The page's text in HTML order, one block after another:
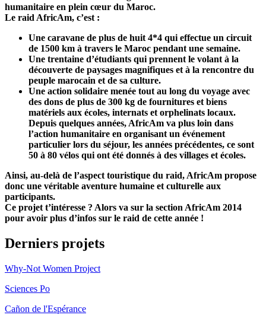
humanitaire en plein cœur du Maroc.
Le raid AfricAm, c’est :
Une caravane de plus de huit 4*4 qui effectue un circuit
de 1500 km à travers le Maroc pendant une semaine.
Une trentaine d’étudiants qui prennent le volant à la
découverte de paysages magnifiques et à la rencontre du
peuple marocain et de sa culture.
Une action solidaire menée tout au long du voyage avec
des dons de plus de 300 kg de fournitures et biens
matériels aux écoles, internats et orphelinats locaux.
Depuis quelques années, AfricAm va plus loin dans
l’action humanitaire en organisant un événement
particulier lors du séjour, les années précédentes, ce sont
50 à 80 vélos qui ont été donnés à des villages et écoles.
Ainsi, au-delà de l’aspect touristique du raid, AfricAm propose
donc une véritable aventure humaine et culturelle aux
participants.
Ce projet t’intéresse ? Alors va sur la section AfricAm 2014
pour avoir plus d’infos sur le raid de cette année !
Derniers projets
Why-Not Women Project
Sciences Po
Cañon de l'Espérance